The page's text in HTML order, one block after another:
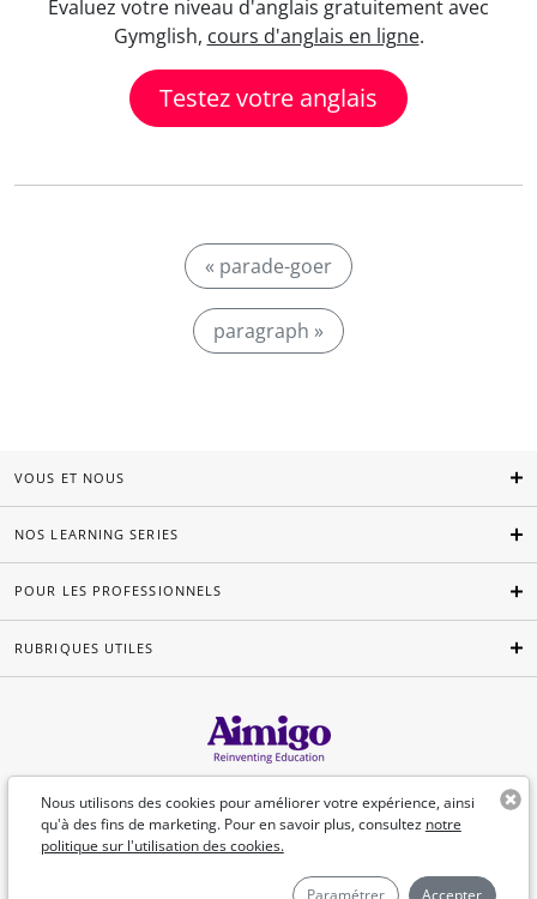
Evaluez votre niveau d'anglais gratuitement avec
Gymglish, cours d'anglais en ligne.
Testez votre anglais
« parade-goer
paragraph »
Nous utilisons des cookies pour améliorer votre expérience, ainsi
qu'à des fins de marketing. Pour en savoir plus, consultez notre
politique sur l'utilisation des cookies.
Paramétrer Accepter
VOUS ET NOUS
NOS LEARNING SERIES
POUR LES PROFESSIONNELS
RUBRIQUES UTILES
Français
©Aimigo 2026